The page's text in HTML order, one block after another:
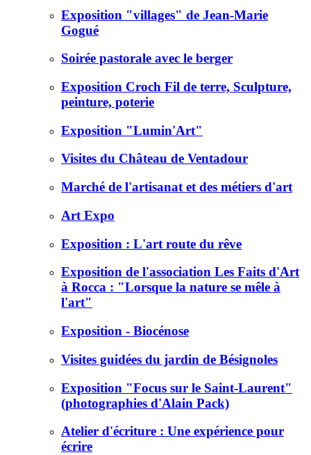
Exposition "villages" de Jean-Marie
Gogué
Soirée pastorale avec le berger
Exposition Croch Fil de terre, Sculpture,
peinture, poterie
Exposition "Lumin'Art"
Visites du Château de Ventadour
Marché de l'artisanat et des métiers d'art
Art Expo
Exposition : L'art route du rêve
Exposition de l'association Les Faits d'Art
à Rocca : "Lorsque la nature se mêle à
l'art"
Exposition - Biocénose
Visites guidées du jardin de Bésignoles
Exposition "Focus sur le Saint-Laurent"
(photographies d'Alain Pack)
Atelier d'écriture : Une expérience pour
écrire